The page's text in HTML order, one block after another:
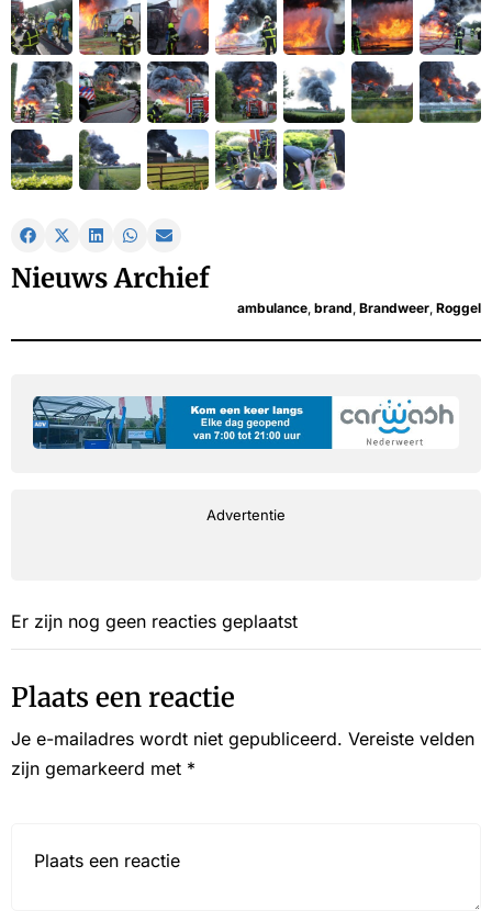
Nieuws Archief
ambulance, brand, Brandweer, Roggel
Advertentie
Er zijn nog geen reacties geplaatst
Plaats een reactie
Je e-mailadres wordt niet gepubliceerd. Vereiste velden
zijn gemarkeerd met *